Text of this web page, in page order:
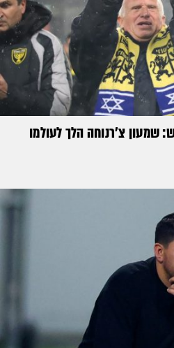
שמעון צ'רנוחה הלך לעולמו